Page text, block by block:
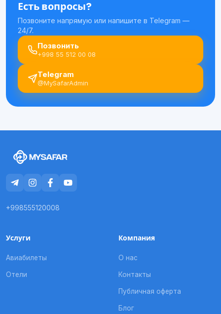
Есть вопросы?
Позвоните напрямую или напишите в Telegram —
24/7.
Позвонить
+998 55 512 00 08
Telegram
@MySafarAdmin
+998555120008
Услуги
Авиабилеты
Отели
Компания
О нас
Контакты
Публичная оферта
Блог